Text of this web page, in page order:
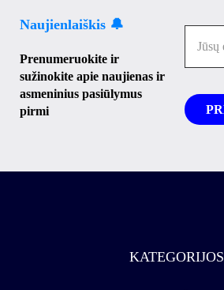
Naujienlaiškis 🔔
Prenumeruokite ir
sužinokite apie naujienas ir
asmeninius pasiūlymus
pirmi
KATEGORIJOS